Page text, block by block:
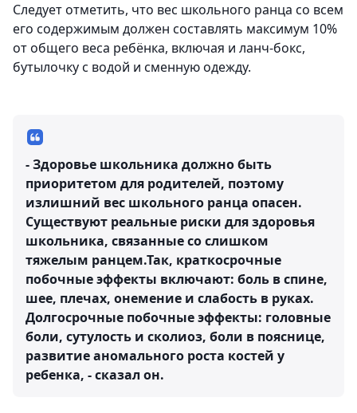
Следует отметить, что вес школьного ранца со всем
его содержимым должен составлять максимум 10%
от общего веса ребёнка, включая и ланч-бокс,
бутылочку с водой и сменную одежду.
- Здоровье школьника должно быть
приоритетом для родителей, поэтому
излишний вес школьного ранца опасен.
Существуют реальные риски для здоровья
школьника, связанные со слишком
тяжелым ранцем.Так, краткосрочные
побочные эффекты включают: боль в спине,
шее, плечах, онемение и слабость в руках.
Долгосрочные побочные эффекты: головные
боли, сутулость и сколиоз, боли в пояснице,
развитие аномального роста костей у
ребенка, - сказал он.